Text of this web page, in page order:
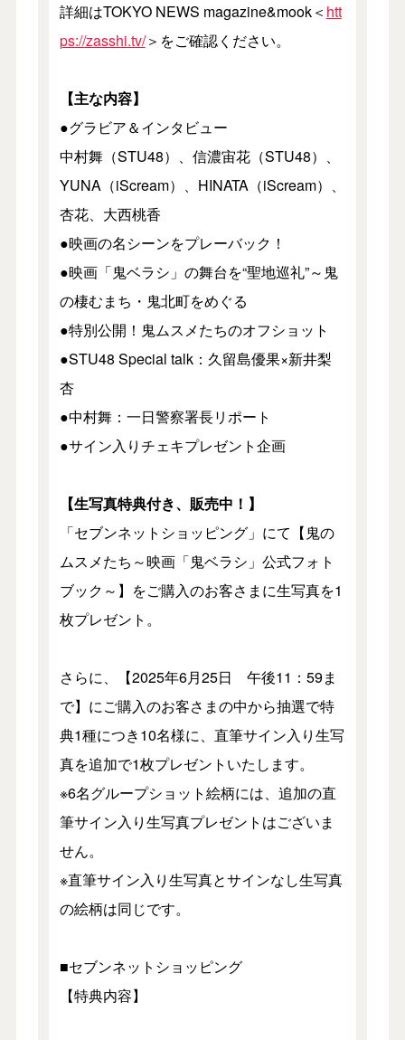
詳細はTOKYO NEWS magazine&mook＜ htt
ps://zasshi.tv/＞をご確認ください。
【主な内容】
●グラビア＆インタビュー
中村舞（STU48）、信濃宙花（STU48）、
YUNA（iScream）、HINATA（iScream）、
杏花、⼤⻄桃⾹
●映画の名シーンをプレーバック！
●映画「鬼ベラシ」の舞台を“聖地巡礼”～鬼
の棲むまち・鬼北町をめぐる
●特別公開！鬼ムスメたちのオフショット
●STU48 Special talk：久留島優果×新井梨
杏
●中村舞：一日警察署長リポート
●サイン入りチェキプレゼント企画
【生写真特典付き、販売中！】
「セブンネットショッピング」にて【鬼の
ムスメたち～映画「鬼ベラシ」公式フォト
ブック～】をご購入のお客さまに生写真を1
枚プレゼント。
さらに、【2025年6月25日 午後11：59ま
で】にご購入のお客さまの中から抽選で特
典1種につき10名様に、直筆サイン入り生写
真を追加で1枚プレゼントいたします。
※6名グループショット絵柄には、追加の直
筆サイン入り生写真プレゼントはございま
せん。
※直筆サイン入り生写真とサインなし生写真
の絵柄は同じです。
■セブンネットショッピング
【特典内容】